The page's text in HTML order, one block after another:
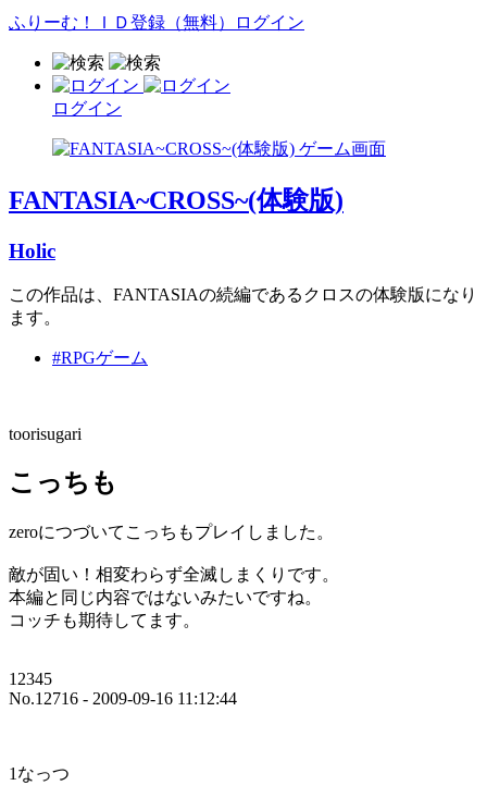
ふりーむ！ＩＤ登録（無料） ログイン
ログイン
FANTASIA~CROSS~(体験版)
Holic
この作品は、FANTASIAの続編であるクロスの体験版になり
ます。
#RPGゲーム
toorisugari
こっちも
zeroにつづいてこっちもプレイしました。
敵が固い！相変わらず全滅しまくりです。
本編と同じ内容ではないみたいですね。
コッチも期待してます。
12345
No.12716 - 2009-09-16 11:12:44
1なっつ